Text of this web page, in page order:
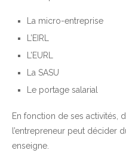
La micro-entreprise
L’EIRL
L’EURL
La SASU
Le portage salarial
En fonction de ses activités,
l’entrepreneur peut décider
enseigne.